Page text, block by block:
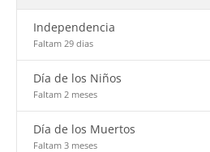
Independencia
Faltam 29 dias
Día de los Niños
Faltam 2 meses
Día de los Muertos
Faltam 3 meses